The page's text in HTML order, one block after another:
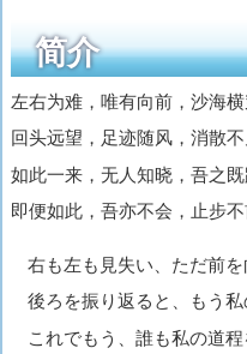
简介
左右为难，唯有向前，沙海
回头远望，足迹随风，消散
如此一来，无人知晓，吾之既
即便如此，吾亦不会，止步
右も左も見失い、ただ前
後ろを振り返ると、もう
これでもう、誰も私の道